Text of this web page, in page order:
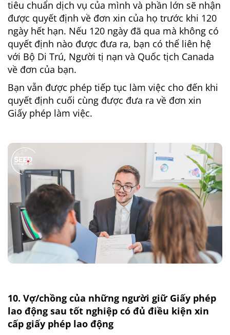
tiêu chuẩn dịch vụ của mình và phần lớn sẽ nhận
được quyết định về đơn xin của họ trước khi 120
ngày hết hạn. Nếu 120 ngày đã qua mà không có
quyết định nào được đưa ra, bạn có thể liên hệ
với Bộ Di Trú, Người tị nạn và Quốc tịch Canada
về đơn của bạn.
Bạn vẫn được phép tiếp tục làm việc cho đến khi
quyết định cuối cùng được đưa ra về đơn xin
Giấy phép làm việc.
10. Vợ/chồng của những người giữ Giấy phép
lao động sau tốt nghiệp có đủ điều kiện xin
cấp giấy phép lao động